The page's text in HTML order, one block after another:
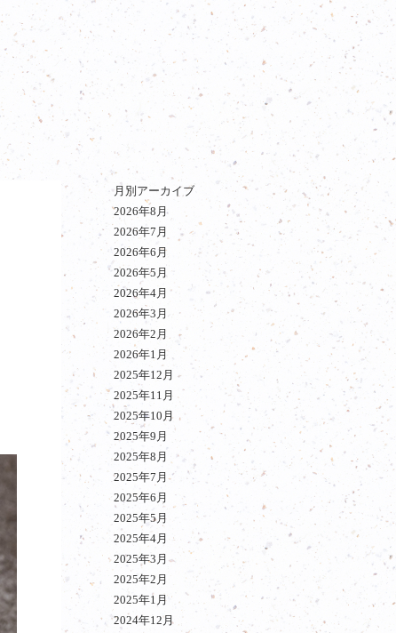
月別アーカイブ
2026年8月
2026年7月
2026年6月
2026年5月
2026年4月
2026年3月
2026年2月
2026年1月
2025年12月
2025年11月
2025年10月
2025年9月
2025年8月
2025年7月
2025年6月
2025年5月
2025年4月
2025年3月
2025年2月
2025年1月
2024年12月